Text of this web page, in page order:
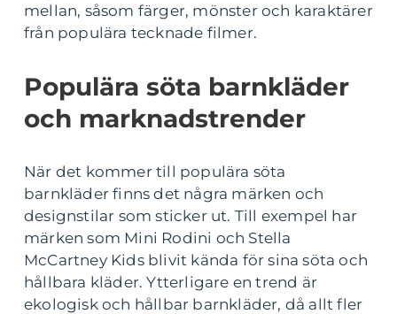
mellan, såsom färger, mönster och karaktärer
från populära tecknade filmer.
Populära söta barnkläder
och marknadstrender
När det kommer till populära söta
barnkläder finns det några märken och
designstilar som sticker ut. Till exempel har
märken som Mini Rodini och Stella
McCartney Kids blivit kända för sina söta och
hållbara kläder. Ytterligare en trend är
ekologisk och hållbar barnkläder, då allt fler